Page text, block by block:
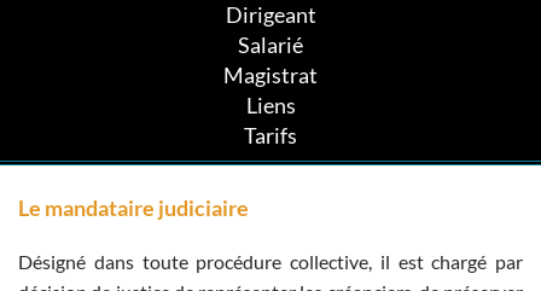
Dirigeant
Salarié
Magistrat
Liens
Tarifs
Le mandataire judiciaire
Désigné dans toute procédure collective, il est chargé par